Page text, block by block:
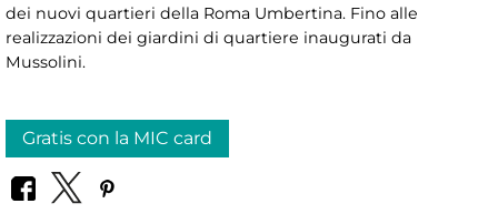
dei nuovi quartieri della Roma Umbertina. Fino alle
realizzazioni dei giardini di quartiere inaugurati da
Mussolini.
Gratis con la MIC card